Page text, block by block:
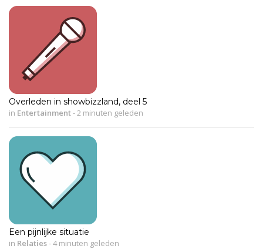
Overleden in showbizzland, deel 5
in Entertainment- 2 minuten geleden
Een pijnlijke situatie
in Relaties-4 minuten geleden